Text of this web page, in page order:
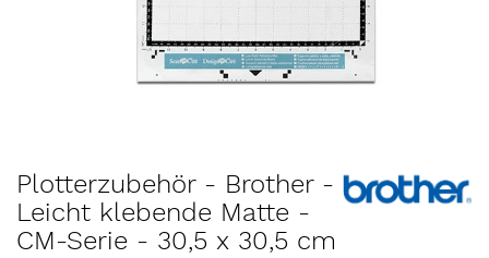
Zum
Anfang
der
Bildergalerie
Plotterzubehör - Brother -
Leicht klebende Matte -
CM-Serie - 30,5 x 30,5 cm